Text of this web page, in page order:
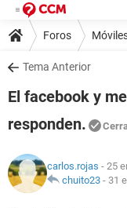
Foros
Tema Anterior
El facebook y
responden.
carlos.rojas - 25
chuito23 - 31